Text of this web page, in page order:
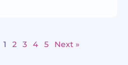
1 2 3 4 5 Next »